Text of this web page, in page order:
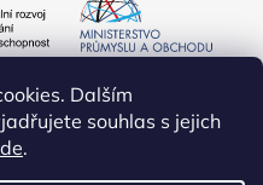
Dalším
souhlas s jejich
.